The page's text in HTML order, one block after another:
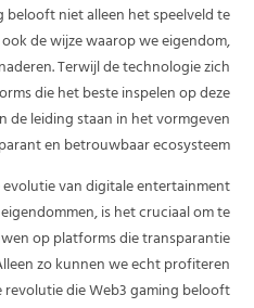
belooft niet alleen het speelveld te
de wijze waarop we eigendom,
Terwijl de technologie zich
die het beste inspelen op deze
de leiding staan in het vormgeven
en betrouwbaar ecosysteem.
van digitale entertainment
is het cruciaal om te
op platforms die transparantie
zo kunnen we echt profiteren
die Web3 gaming belooft.